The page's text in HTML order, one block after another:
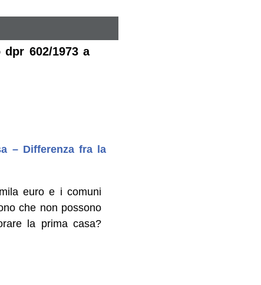
602/1973 a
– Differenza fra la
euro e i comuni
che non possono
la prima casa?